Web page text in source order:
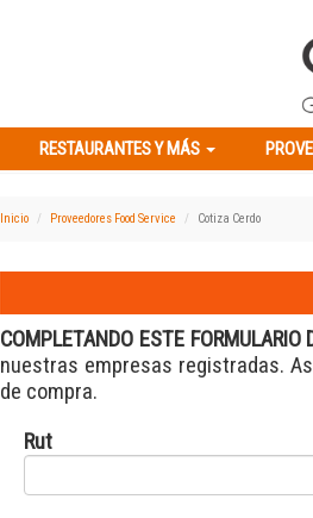
RESTAURANTES Y MÁS
Inicio Proveedores Food Service Cotiza Cerdo
COMPLETANDO ESTE FORMULARIO
nuestras empresas registradas.
de compra.
Rut